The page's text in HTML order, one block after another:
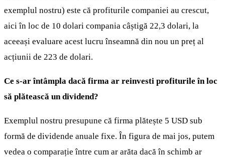
exemplul nostru) este că profiturile companiei au crescut,
aici în loc de 10 dolari compania câștigă 22,3 dolari, la
aceeași evaluare acest lucru înseamnă din nou un preț al
acțiunii de 223 de dolari.
Ce s-ar întâmpla dacă firma ar reinvesti profiturile în loc
să plătească un dividend?
Exemplul nostru presupune că firma plătește 5 USD sub
formă de dividende anuale fixe. În figura de mai jos, putem
vedea o comparație între cum ar arăta dacă în schimb ar